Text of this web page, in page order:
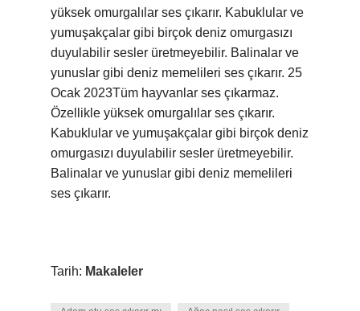
yüksek omurgalılar ses çıkarır. Kabuklular ve
yumuşakçalar gibi birçok deniz omurgasızı
duyulabilir sesler üretmeyebilir. Balinalar ve
yunuslar gibi deniz memelileri ses çıkarır. 25
Ocak 2023Tüm hayvanlar ses çıkarmaz.
Özellikle yüksek omurgalılar ses çıkarır.
Kabuklular ve yumuşakçalar gibi birçok deniz
omurgasızı duyulabilir sesler üretmeyebilir.
Balinalar ve yunuslar gibi deniz memelileri
ses çıkarır.
Tarih: Makaleler